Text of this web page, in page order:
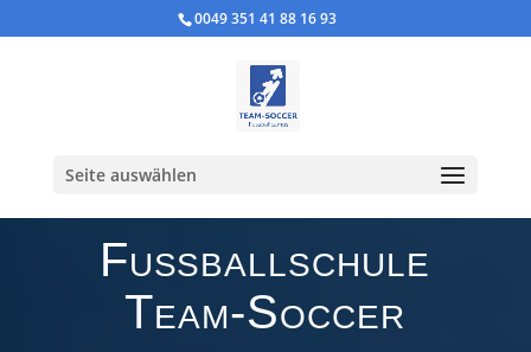
0049 351 41 88 16 93
Seite auswählen
Fußballschule
Team-Soccer